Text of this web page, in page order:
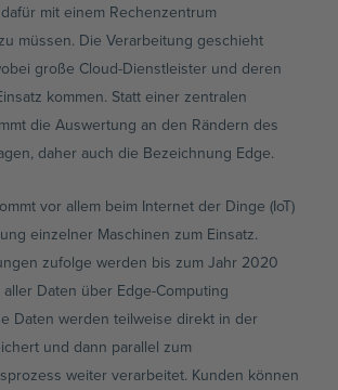
mit einem Rechenzentrum
müssen. Die Verarbeitung geschieht
große Cloud-Dienstleister und deren
kommen. Statt einer zentralen
die Auswertung an den Rändern des
daher auch die Bezeichnung Edge.
vor allem beim Internet der Dinge (IoT)
einzelner Maschinen zum Einsatz.
zufolge werden bis zum Jahr 2020
Daten über Edge-Computing
Daten werden teilweise direkt in der
und dann parallel zum
weiter verarbeitet. Kunden können